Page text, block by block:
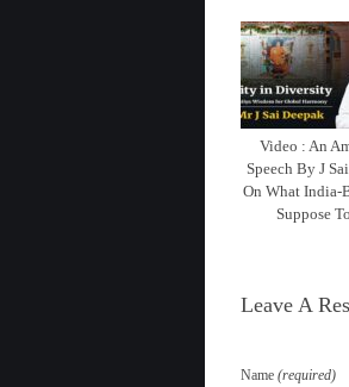
Video : An
Speech By J
On What India-
Suppose
Leave A
Name (required)